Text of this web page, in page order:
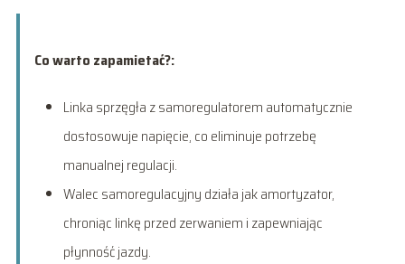
Co warto zapamietać?:
Linka sprzęgła z samoregulatorem automatycznie
dostosowuje napięcie, co eliminuje potrzebę
manualnej regulacji.
Walec samoregulacyjny działa jak amortyzator,
chroniąc linkę przed zerwaniem i zapewniając
płynność jazdy.